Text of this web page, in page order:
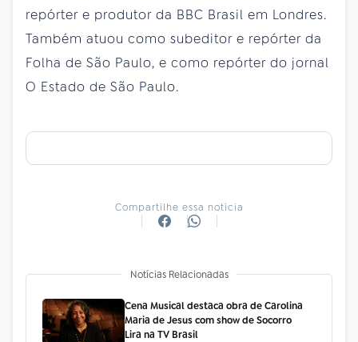
repórter e produtor da BBC Brasil em Londres.
Também atuou como subeditor e repórter da
Folha de São Paulo, e como repórter do jornal
O Estado de São Paulo.
Compartilhe essa notícia
Notícias Relacionadas
Cena Musical destaca obra de Carolina
Maria de Jesus com show de Socorro
Lira na TV Brasil